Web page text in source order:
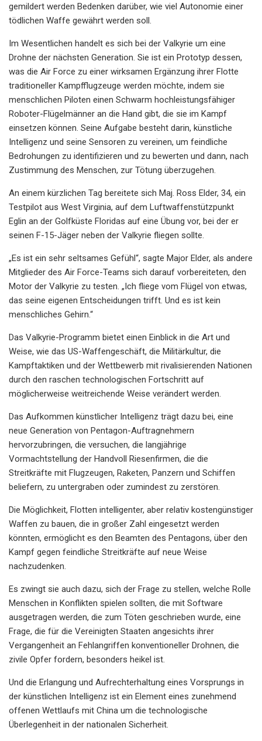
gemildert werden Bedenken darüber, wie viel Autonomie einer
tödlichen Waffe gewährt werden soll.
Im Wesentlichen handelt es sich bei der Valkyrie um eine
Drohne der nächsten Generation. Sie ist ein Prototyp dessen,
was die Air Force zu einer wirksamen Ergänzung ihrer Flotte
traditioneller Kampfflugzeuge werden möchte, indem sie
menschlichen Piloten einen Schwarm hochleistungsfähiger
Roboter-Flügelmänner an die Hand gibt, die sie im Kampf
einsetzen können. Seine Aufgabe besteht darin, künstliche
Intelligenz und seine Sensoren zu vereinen, um feindliche
Bedrohungen zu identifizieren und zu bewerten und dann, nach
Zustimmung des Menschen, zur Tötung überzugehen.
An einem kürzlichen Tag bereitete sich Maj. Ross Elder, 34, ein
Testpilot aus West Virginia, auf dem Luftwaffenstützpunkt
Eglin an der Golfküste Floridas auf eine Übung vor, bei der er
seinen F-15-Jäger neben der Valkyrie fliegen sollte.
„Es ist ein sehr seltsames Gefühl“, sagte Major Elder, als andere
Mitglieder des Air Force-Teams sich darauf vorbereiteten, den
Motor der Valkyrie zu testen. „Ich fliege vom Flügel von etwas,
das seine eigenen Entscheidungen trifft. Und es ist kein
menschliches Gehirn.“
Das Valkyrie-Programm bietet einen Einblick in die Art und
Weise, wie das US-Waffengeschäft, die Militärkultur, die
Kampftaktiken und der Wettbewerb mit rivalisierenden Nationen
durch den raschen technologischen Fortschritt auf
möglicherweise weitreichende Weise verändert werden.
Das Aufkommen künstlicher Intelligenz trägt dazu bei, eine
neue Generation von Pentagon-Auftragnehmern
hervorzubringen, die versuchen, die langjährige
Vormachtstellung der Handvoll Riesenfirmen, die die
Streitkräfte mit Flugzeugen, Raketen, Panzern und Schiffen
beliefern, zu untergraben oder zumindest zu zerstören.
Die Möglichkeit, Flotten intelligenter, aber relativ kostengünstiger
Waffen zu bauen, die in großer Zahl eingesetzt werden
könnten, ermöglicht es den Beamten des Pentagons, über den
Kampf gegen feindliche Streitkräfte auf neue Weise
nachzudenken.
Es zwingt sie auch dazu, sich der Frage zu stellen, welche Rolle
Menschen in Konflikten spielen sollten, die mit Software
ausgetragen werden, die zum Töten geschrieben wurde, eine
Frage, die für die Vereinigten Staaten angesichts ihrer
Vergangenheit an Fehlangriffen konventioneller Drohnen, die
zivile Opfer fordern, besonders heikel ist.
Und die Erlangung und Aufrechterhaltung eines Vorsprungs in
der künstlichen Intelligenz ist ein Element eines zunehmend
offenen Wettlaufs mit China um die technologische
Überlegenheit in der nationalen Sicherheit.